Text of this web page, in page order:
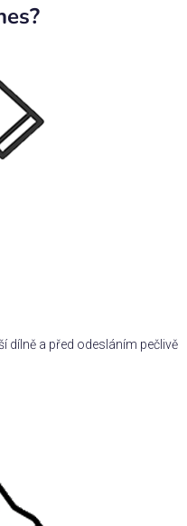
dílně a před odesláním pečlivě